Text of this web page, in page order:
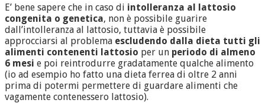
E’ bene sapere che in caso di intolleranza al lattosio
congenita o genetica, non è possibile guarire
dall’intolleranza al lattosio, tuttavia è possibile
approcciarsi al problema escludendo dalla dieta tutti gli
alimenti contenenti lattosio per un periodo di almeno
6 mesi e poi reintrodurre gradatamente qualche alimento
(io ad esempio ho fatto una dieta ferrea di oltre 2 anni
prima di potermi permettere di guardare alimenti che
vagamente contenessero lattosio).